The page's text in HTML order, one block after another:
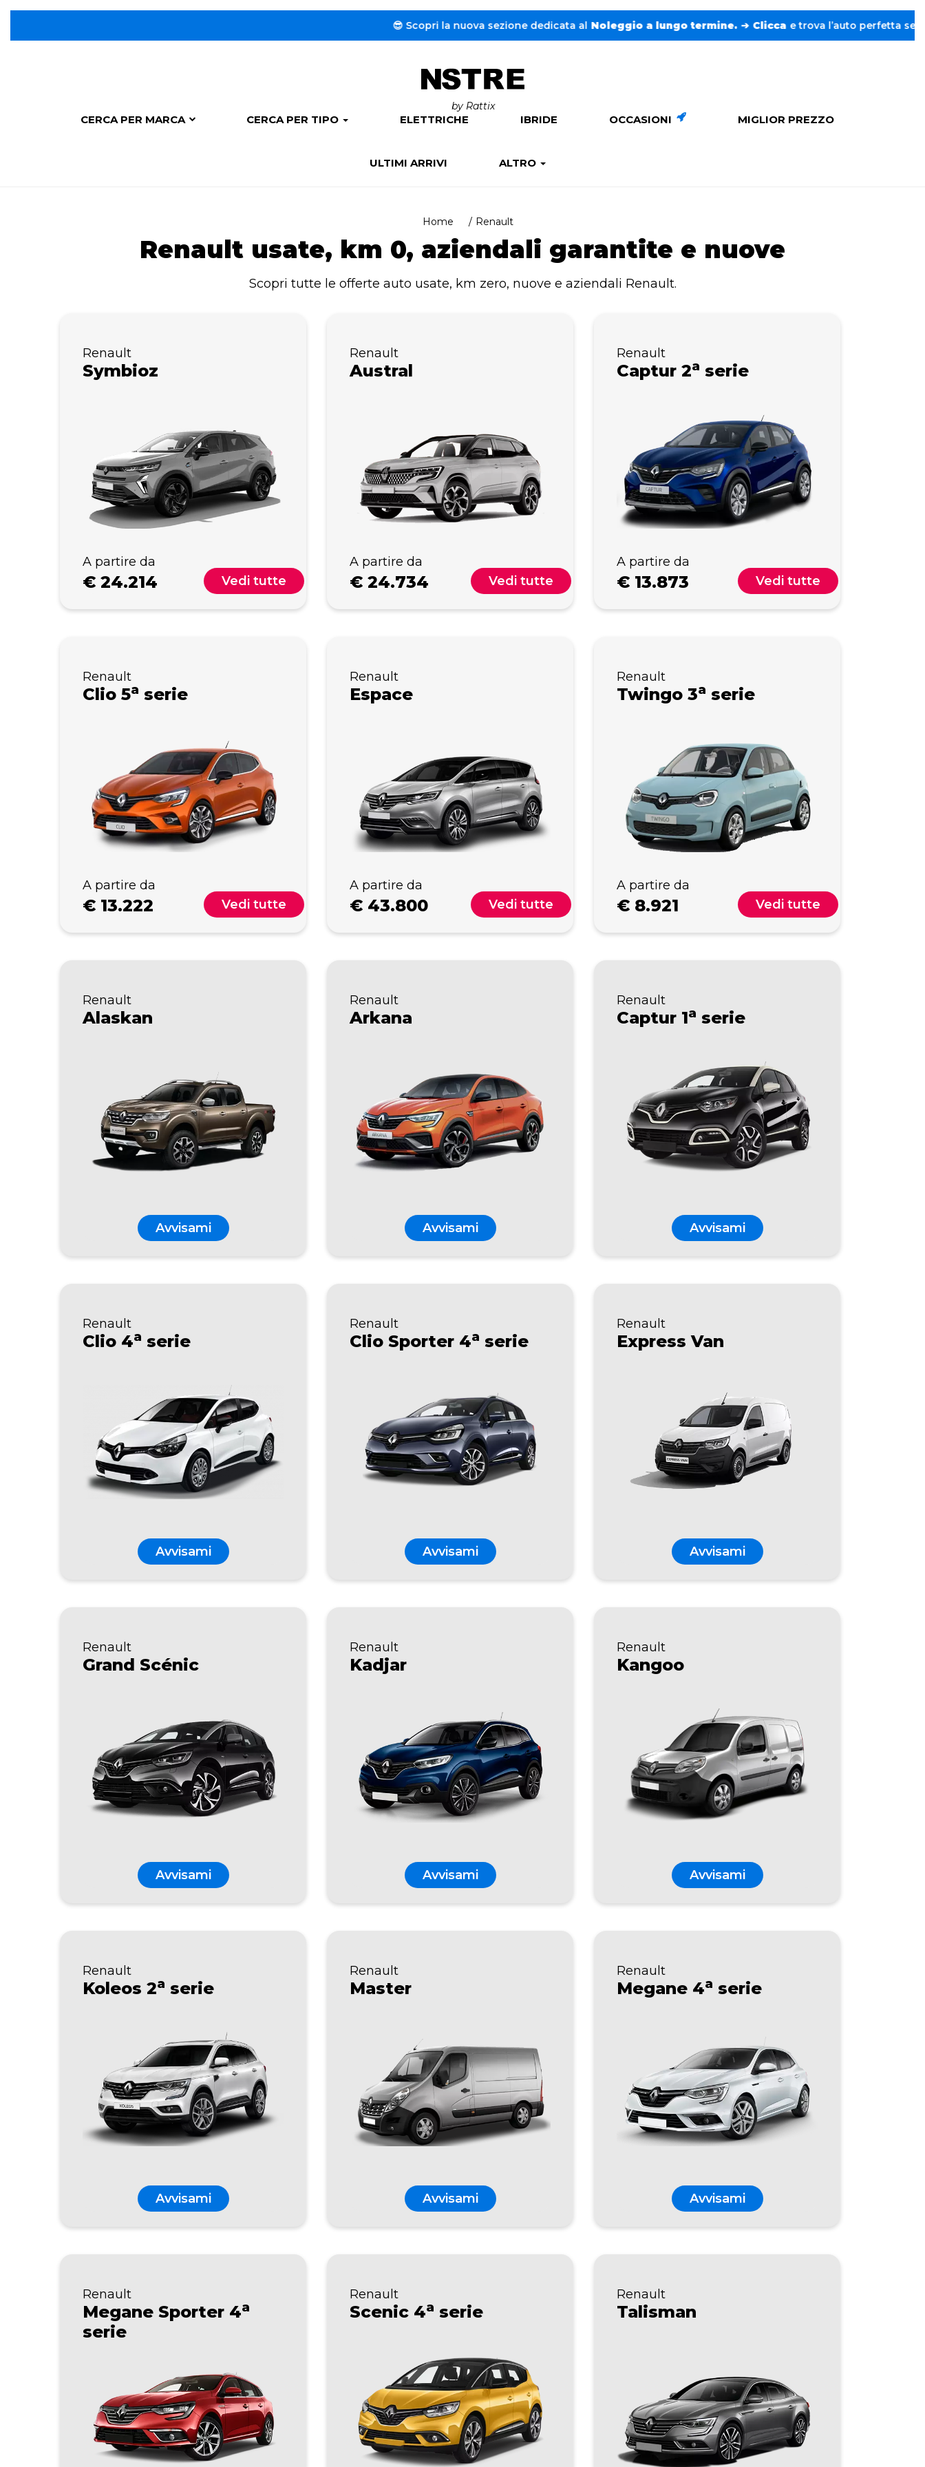
😎 Scopri la nuova sezione dedicata al Noleggio a lungo termine. ➔ Clicca e trova l’auto perfetta senza pensieri. ❤️
by Rattix
CERCA PER MARCA CERCA PER TIPO ELETTRICHE IBRIDE OCCASIONI MIGLIOR PREZZO
ULTIMI ARRIVI ALTRO
Home Renault
Renault usate, km 0, aziendali garantite e nuove
Scopri tutte le offerte auto usate, km zero, nuove e aziendali Renault.
Renault
Symbioz
A partire da
€ 24.214 Vedi tutte
Renault
Austral
A partire da
€ 24.734 Vedi tutte
Renault
Captur 2a serie
A partire da
€ 13.873 Vedi tutte
Renault
Clio 5a serie
A partire da
€ 13.222 Vedi tutte
Renault
Espace
A partire da
€ 43.800 Vedi tutte
Renault
Twingo 3a serie
A partire da
€ 8.921 Vedi tutte
Renault
Alaskan
Avvisami
Renault
Arkana
Avvisami
Renault
Captur 1a serie
Avvisami
Renault
Clio 4a serie
Avvisami
Renault
Clio Sporter 4a serie
Avvisami
Renault
Express Van
Avvisami
Renault
Grand Scénic
Avvisami
Renault
Kadjar
Avvisami
Renault
Kangoo
Avvisami
Renault
Koleos 2a serie
Avvisami
Renault
Master
Avvisami
Renault
Megane 4a serie
Avvisami
Renault
Megane Sporter 4a
serie
Renault
Scenic 4a serie
Renault
Talisman